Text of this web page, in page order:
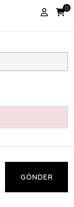
0
GÖNDER